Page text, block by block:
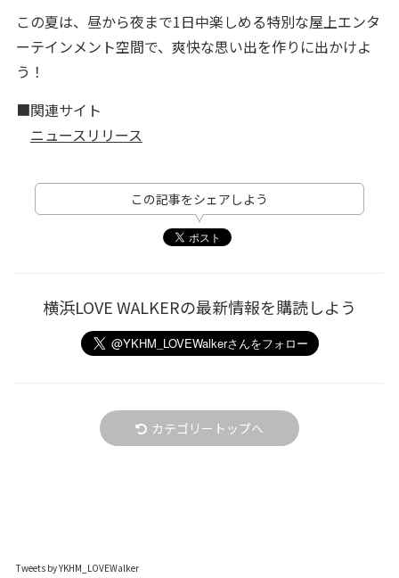
この夏は、昼から夜まで1日中楽しめる特別な屋上エンタ
ーテインメント空間で、爽快な思い出を作りに出かけよ
う！
■関連サイト
ニュースリリース
この記事をシェアしよう
横浜LOVE WALKERの最新情報を購読しよう
カテゴリートップへ
Tweets by YKHM_LOVEWalker